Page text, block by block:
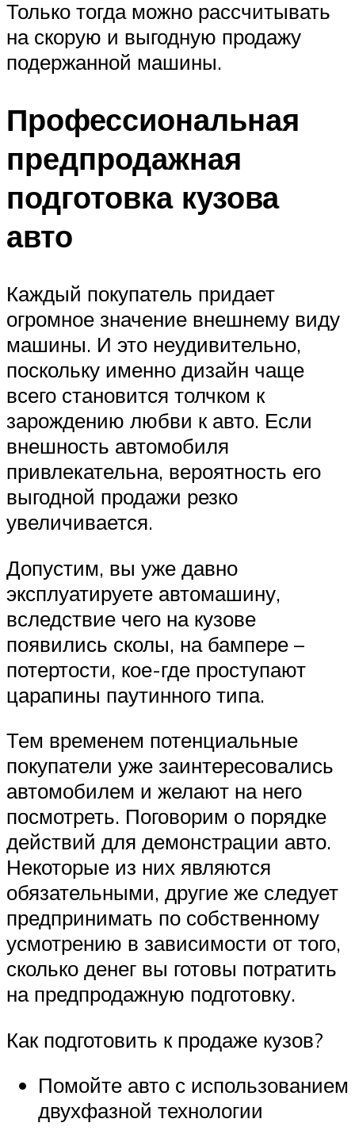
Только тогда можно рассчитывать
на скорую и выгодную продажу
подержанной машины.
Профессиональная
предпродажная
подготовка кузова
авто
Каждый покупатель придает
огромное значение внешнему виду
машины. И это неудивительно,
поскольку именно дизайн чаще
всего становится толчком к
зарождению любви к авто. Если
внешность автомобиля
привлекательна, вероятность его
выгодной продажи резко
увеличивается.
Допустим, вы уже давно
эксплуатируете автомашину,
вследствие чего на кузове
появились сколы, на бампере –
потертости, кое-где проступают
царапины паутинного типа.
Тем временем потенциальные
покупатели уже заинтересовались
автомобилем и желают на него
посмотреть. Поговорим о порядке
действий для демонстрации авто.
Некоторые из них являются
обязательными, другие же следует
предпринимать по собственному
усмотрению в зависимости от того,
сколько денег вы готовы потратить
на предпродажную подготовку.
Как подготовить к продаже кузов?
Помойте авто с использованием
двухфазной технологии